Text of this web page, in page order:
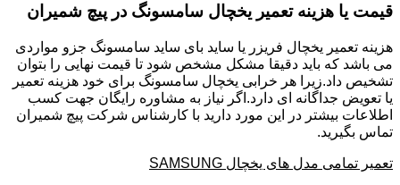
قیمت یا هزینه تعمیر یخچال سامسونگ در پیچ شمیران
هزینه تعمیر یخچال فریزر یا ساید بای ساید سامسونگ جزو مواردی
می باشد که باید دقیقا مشکل مشخص شود تا قیمت نهایی را بتوان
تشخیص داد.زیرا هر خرابی یخچال سامسونگ برای خود هزینه تعمیر
یا تعویض جداگانه ای دارد.اگر نیاز به مشاوره رایگان جهت کسب
اطلاعات بیشتر در این مورد دارید با کارشناس شرکت پیچ شمیران
تماس بگیرید.
تعمیر تمامی مدل های یخچال SAMSUNG